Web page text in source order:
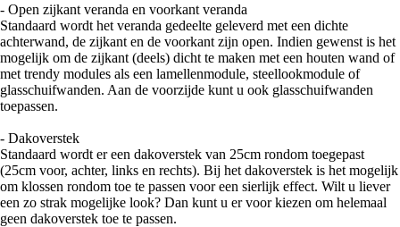
- Open zijkant veranda en voorkant veranda
Standaard wordt het veranda gedeelte geleverd met een dichte
achterwand, de zijkant en de voorkant zijn open. Indien gewenst is het
mogelijk om de zijkant (deels) dicht te maken met een houten wand of
met trendy modules als een lamellenmodule, steellookmodule of
glasschuifwanden. Aan de voorzijde kunt u ook glasschuifwanden
toepassen.
- Dakoverstek
Standaard wordt er een dakoverstek van 25cm rondom toegepast
(25cm voor, achter, links en rechts). Bij het dakoverstek is het mogelijk
om klossen rondom toe te passen voor een sierlijk effect. Wilt u liever
een zo strak mogelijke look? Dan kunt u er voor kiezen om helemaal
geen dakoverstek toe te passen.